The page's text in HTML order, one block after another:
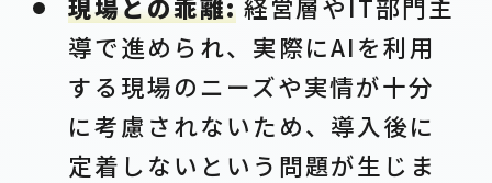
現場との乖離:経営層やIT部門主
導で進められ、実際にAIを利用
する現場のニーズや実情が十分
に考慮されないため、導入後に
定着しないという問題が生じま